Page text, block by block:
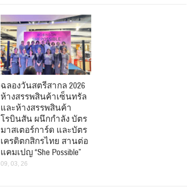
ฉลองวันสตรีสากล 2026
ห้างสรรพสินค้าเซ็นทรัล
และห้างสรรพสินค้า
โรบินสัน ผนึกกำลัง บัตร
มาสเตอร์การ์ด และบัตร
เครดิตกสิกรไทย สานต่อ
แคมเปญ “She Possible”
09, 03, 26